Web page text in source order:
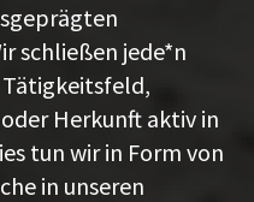
schließen jede*n
Herkunft aktiv in
tun wir in Form von
in unseren